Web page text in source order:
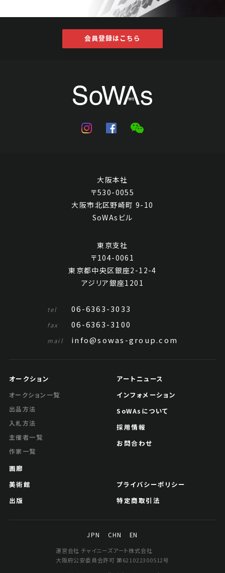
会員登録はこちら
大阪本社
〒530-0055
大阪市北区野崎町 9-10
SoWAsビル
東京支社
〒104-0061
東京都中央区銀座2-12-4
アジリア銀座1201
tel 06-6363-3033
fax 06-6363-3100
mail info@sowas-group.com
オークション
オークション一覧
出品方法
入札方法
主催者一覧
作家一覧
画廊
美術館
出版
アートニュース
インフォメーション
SoWAsについて
採用情報
お問合わせ
プライバシーポリシー
特定商取引法
JPN CHN
EN
運営会社 チャイニーズアート株式会社
大阪府公安委員会許可 第621022300512号